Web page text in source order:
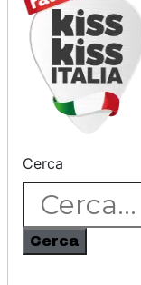
Cerca
Cerca